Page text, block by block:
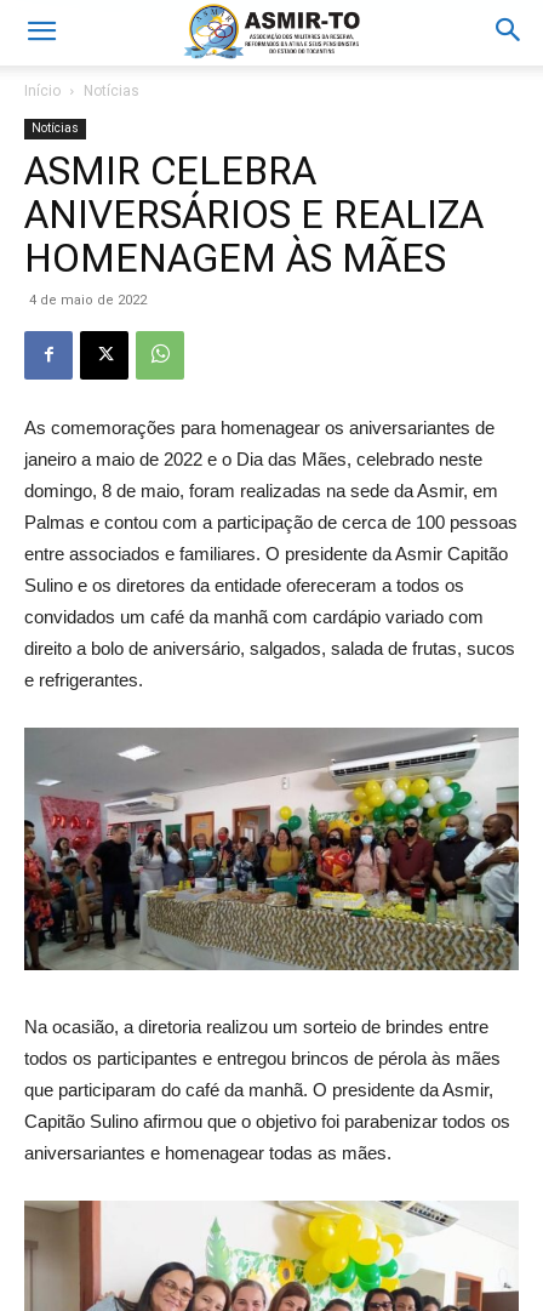
Início Notícias
Notícias
ASMIR CELEBRA
ANIVERSÁRIOS E REALIZA
HOMENAGEM ÀS MÃES
4 de maio de 2022
As comemorações para homenagear os aniversariantes de
janeiro a maio de 2022 e o Dia das Mães, celebrado neste
domingo, 8 de maio, foram realizadas na sede da Asmir, em
Palmas e contou com a participação de cerca de 100 pessoas
entre associados e familiares. O presidente da Asmir Capitão
Sulino e os diretores da entidade ofereceram a todos os
convidados um café da manhã com cardápio variado com
direito a bolo de aniversário, salgados, salada de frutas, sucos
e refrigerantes.
Na ocasião, a diretoria realizou um sorteio de brindes entre
todos os participantes e entregou brincos de pérola às mães
que participaram do café da manhã. O presidente da Asmir,
Capitão Sulino afirmou que o objetivo foi parabenizar todos os
aniversariantes e homenagear todas as mães.